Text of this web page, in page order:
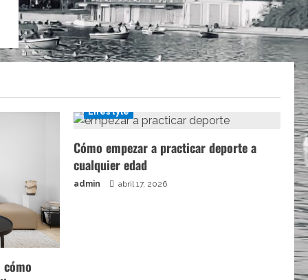
Lifestyle
Cómo empezar a practicar deporte a
cualquier edad
admin abril 17, 2026